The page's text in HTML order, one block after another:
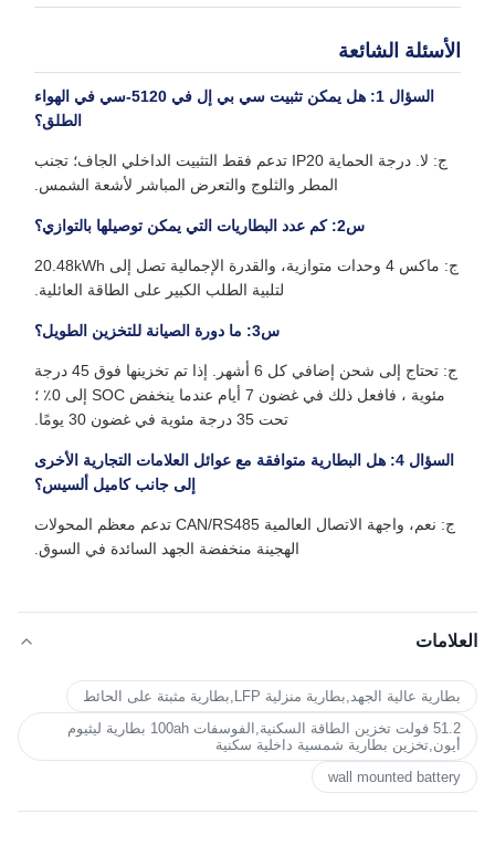
الأسئلة الشائعة
السؤال 1: هل يمكن تثبيت سي بي إل في 5120-سي في الهواء
الطلق؟
ج: لا. درجة الحماية IP20 تدعم فقط التثبيت الداخلي الجاف؛ تجنب
المطر والثلوج والتعرض المباشر لأشعة الشمس.
س2: كم عدد البطاريات التي يمكن توصيلها بالتوازي؟
ج: ماكس 4 وحدات متوازية، والقدرة الإجمالية تصل إلى 20.48kWh
لتلبية الطلب الكبير على الطاقة العائلية.
س3: ما دورة الصيانة للتخزين الطويل؟
ج: تحتاج إلى شحن إضافي كل 6 أشهر. إذا تم تخزينها فوق 45 درجة
مئوية ، فافعل ذلك في غضون 7 أيام عندما ينخفض SOC إلى 0٪ ؛
تحت 35 درجة مئوية في غضون 30 يومًا.
السؤال 4: هل البطارية متوافقة مع عوائل العلامات التجارية الأخرى
إلى جانب كاميل ألسيس؟
ج: نعم، واجهة الاتصال العالمية CAN/RS485 تدعم معظم المحولات
الهجينة منخفضة الجهد السائدة في السوق.
العلامات
بطارية عالية الجهد,بطارية منزلية LFP,بطارية مثبتة على الحائط
51.2 فولت تخزين الطاقة السكنية,الفوسفات 100ah بطارية ليثيوم
أيون,تخزين بطارية شمسية داخلية سكنية
wall mounted battery